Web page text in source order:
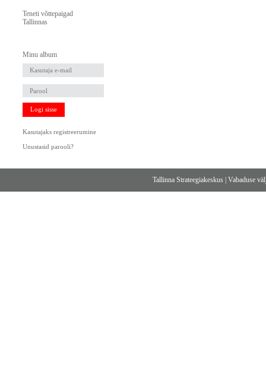
Teneti võttepaigad
Tallinnas
Minu album
Logi sisse
Kasutajaks registreerumine
Unustasid parooli?
Tallinna Strateegiakeskus |Vabaduse